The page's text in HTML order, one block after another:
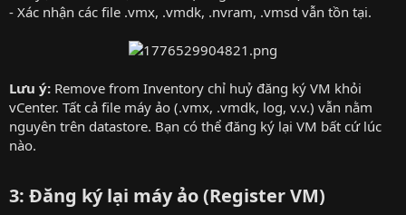
- Xác nhận các file .vmx, .vmdk, .nvram, .vmsd vẫn tồn tại.
Lưu ý: Remove from Inventory chỉ huỷ đăng ký VM khỏi
vCenter. Tất cả file máy ảo (.vmx, .vmdk, log, v.v.) vẫn nằm
nguyên trên datastore. Bạn có thể đăng ký lại VM bất cứ lúc
nào.
3: Đăng ký lại máy ảo (Register VM)